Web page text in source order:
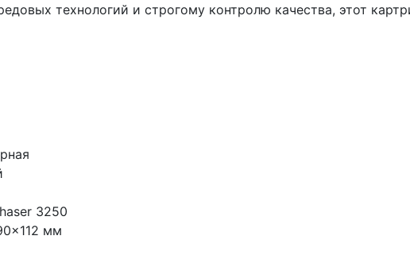
технологий и строгому контролю качества, этот
3250
мм